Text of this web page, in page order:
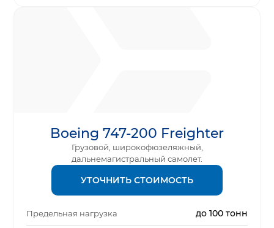
Boeing 747-200 Freighter
Грузовой, широкофюзеляжный,
дальнемагистральный самолет.
УТОЧНИТЬ СТОИМОСТЬ
Предельная нагрузка до 100 тонн